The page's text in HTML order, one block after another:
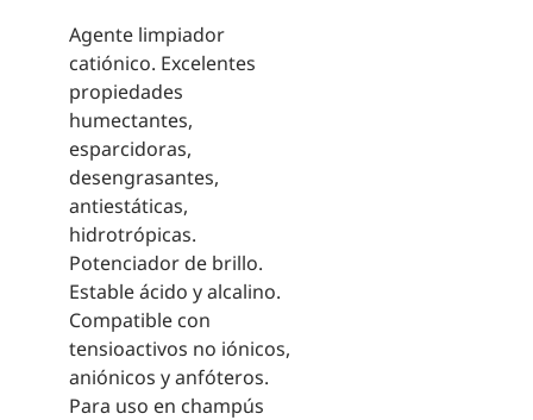
Agente limpiador
catiónico. Excelentes
propiedades
humectantes,
esparcidoras,
desengrasantes,
antiestáticas,
hidrotrópicas.
Potenciador de brillo.
Estable ácido y alcalino.
Compatible con
tensioactivos no iónicos,
aniónicos y anfóteros.
Para uso en champús